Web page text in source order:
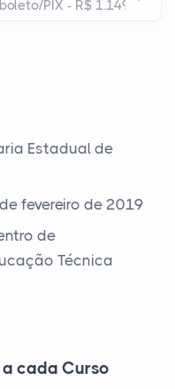
Estadual de
fevereiro de 2019
de
Técnica
cada Curso